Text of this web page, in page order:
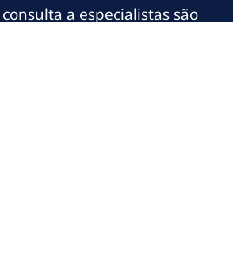
a especialistas são